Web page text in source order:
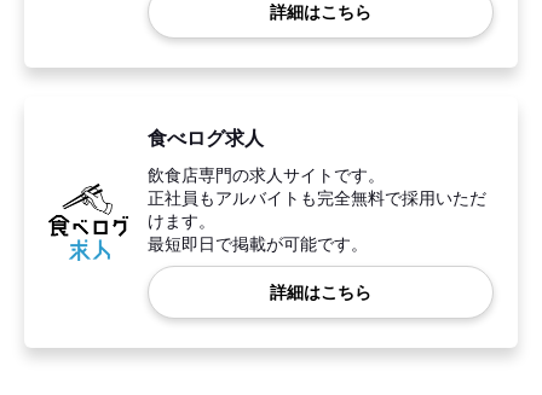
詳細はこちら
食べログ求人
飲食店専門の求人サイトです。
正社員もアルバイトも完全無料で採用いただ
けます。
最短即日で掲載が可能です。
詳細はこちら